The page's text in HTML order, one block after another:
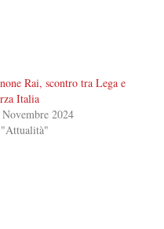
Rai, scontro tra Lega e
Italia
2024